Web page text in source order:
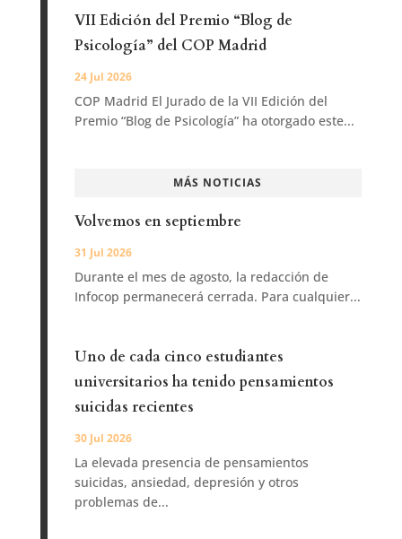
VII Edición del Premio “Blog de
Psicología” del COP Madrid
24 Jul 2026
COP Madrid El Jurado de la VII Edición del
Premio “Blog de Psicología” ha otorgado este...
MÁS NOTICIAS
Volvemos en septiembre
31 Jul 2026
Durante el mes de agosto, la redacción de
Infocop permanecerá cerrada. Para cualquier...
Uno de cada cinco estudiantes
universitarios ha tenido pensamientos
suicidas recientes
30 Jul 2026
La elevada presencia de pensamientos
suicidas, ansiedad, depresión y otros
problemas de...